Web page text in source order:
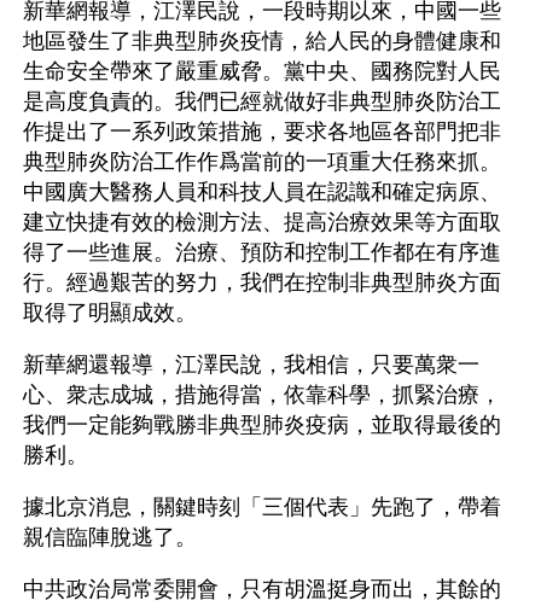
新華網報導，江澤民說，一段時期以來，中國一些
地區發生了非典型肺炎疫情，給人民的身體健康和
生命安全帶來了嚴重威脅。黨中央、國務院對人民
是高度負責的。我們已經就做好非典型肺炎防治工
作提出了一系列政策措施，要求各地區各部門把非
典型肺炎防治工作作爲當前的一項重大任務來抓。
中國廣大醫務人員和科技人員在認識和確定病原、
建立快捷有效的檢測方法、提高治療效果等方面取
得了一些進展。治療、預防和控制工作都在有序進
行。經過艱苦的努力，我們在控制非典型肺炎方面
取得了明顯成效。
新華網還報導，江澤民說，我相信，只要萬衆一
心、衆志成城，措施得當，依靠科學，抓緊治療，
我們一定能夠戰勝非典型肺炎疫病，並取得最後的
勝利。
據北京消息，關鍵時刻「三個代表」先跑了，帶着
親信臨陣脫逃了。
中共政治局常委開會，只有胡溫挺身而出，其餘的